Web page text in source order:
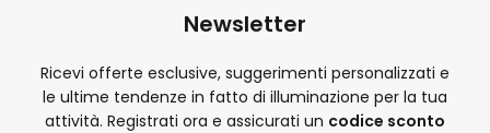
Newsletter
Ricevi offerte esclusive, suggerimenti personalizzati e
le ultime tendenze in fatto di illuminazione per la tua
attività. Registrati ora e assicurati un codice sconto